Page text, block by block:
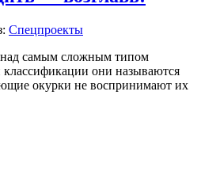
Спецпроекты
самым сложным типом
они называются
окурки не воспринимают их